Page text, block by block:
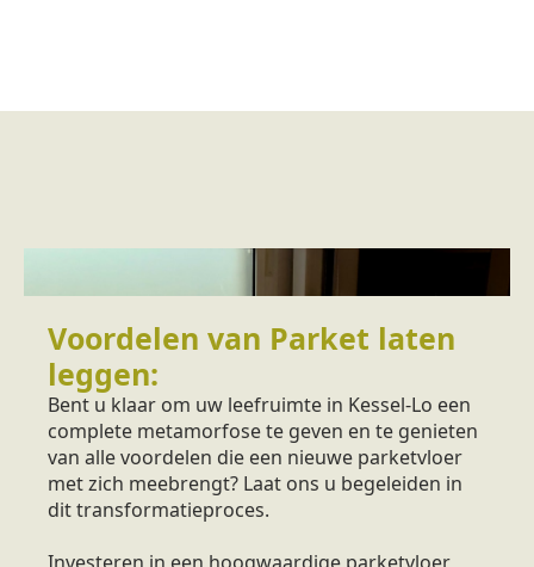
Voordelen van Parket laten
leggen:
Bent u klaar om uw leefruimte in Kessel-Lo een
complete metamorfose te geven en te genieten
van alle voordelen die een nieuwe parketvloer
met zich meebrengt? Laat ons u begeleiden in
dit transformatieproces.